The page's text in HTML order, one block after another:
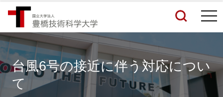
検索結果をもっと見る
台風6号の接近に伴う対応につい
て